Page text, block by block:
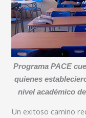
Programa PACE
quienes
nivel académico
Un exitoso camino